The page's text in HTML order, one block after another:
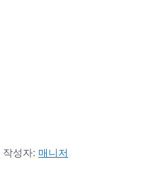
작성자: 매니저